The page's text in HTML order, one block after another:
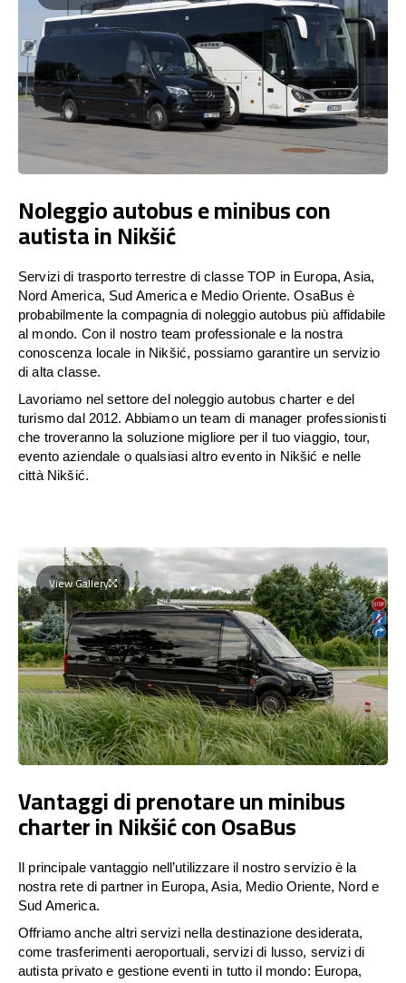
Noleggio autobus e minibus con
autista in Nikšić
Servizi di trasporto terrestre di classe TOP in Europa, Asia,
Nord America, Sud America e Medio Oriente. OsaBus è
probabilmente la compagnia di noleggio autobus più affidabile
al mondo. Con il nostro team professionale e la nostra
conoscenza locale in Nikšić, possiamo garantire un servizio
di alta classe.
Lavoriamo nel settore del noleggio autobus charter e del
turismo dal 2012. Abbiamo un team di manager professionisti
che troveranno la soluzione migliore per il tuo viaggio, tour,
evento aziendale o qualsiasi altro evento in Nikšić e nelle
città Nikšić.
View Gallery
Vantaggi di prenotare un minibus
charter in Nikšić con OsaBus
Il principale vantaggio nell’utilizzare il nostro servizio è la
nostra rete di partner in Europa, Asia, Medio Oriente, Nord e
Sud America.
Offriamo anche altri servizi nella destinazione desiderata,
come trasferimenti aeroportuali, servizi di lusso, servizi di
autista privato e gestione eventi in tutto il mondo: Europa,